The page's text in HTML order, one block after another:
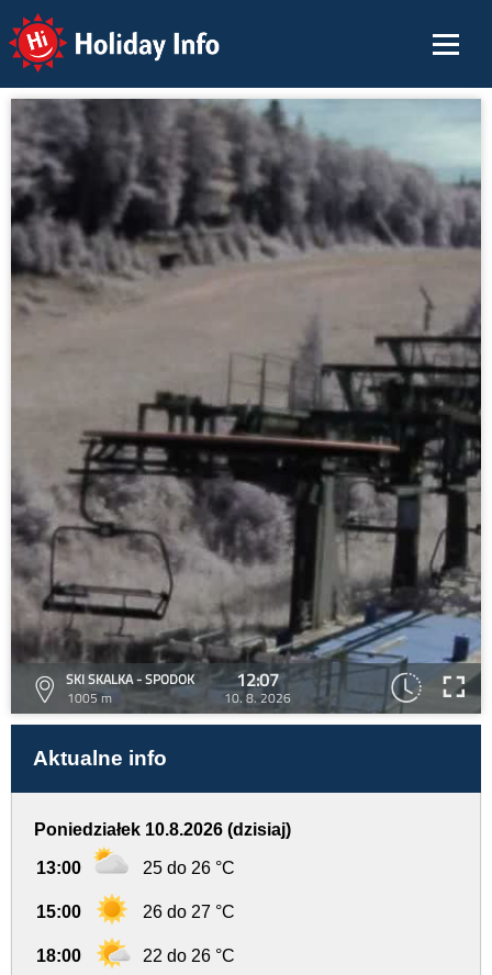
Holiday Info
SKI SKALKA - SPODOK
1005 m
12:07
10. 8. 2026
Aktualne info
Poniedziałek 10.8.2026 (dzisiaj)
13:00 25 do 26 °C
15:00 26 do 27 °C
18:00 22 do 26 °C